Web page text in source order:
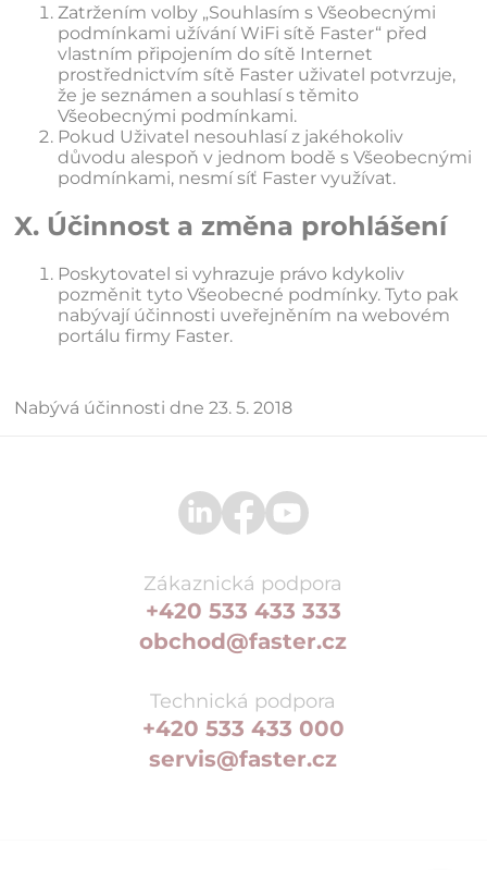
Zatržením volby „Souhlasím s Všeobecnými
podmínkami užívání WiFi sítě Faster“ před
vlastním připojením do sítě Internet
prostřednictvím sítě Faster uživatel potvrzuje,
že je seznámen a souhlasí s těmito
Všeobecnými podmínkami.
Pokud Uživatel nesouhlasí z jakéhokoliv
důvodu alespoň v jednom bodě s Všeobecnými
podmínkami, nesmí síť Faster využívat.
X. Účinnost a změna prohlášení
Poskytovatel si vyhrazuje právo kdykoliv
pozměnit tyto Všeobecné podmínky. Tyto pak
nabývají účinnosti uveřejněním na webovém
portálu firmy Faster.
Nabývá účinnosti dne 23. 5. 2018
Zákaznická podpora
+420 533 433 333
obchod@faster.cz
Technická podpora
+420 533 433 000
servis@faster.cz